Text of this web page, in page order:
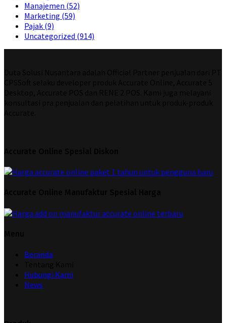
Manajemen (52)
Marketing (59)
Pajak (9)
Uncategorized (914)
Beranda
Hubungi Kami
News